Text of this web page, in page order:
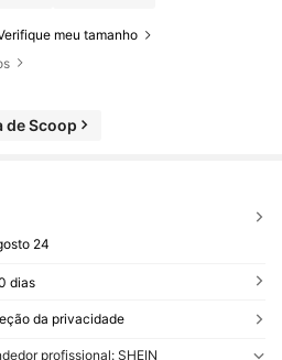
meu tamanho
de Scoop
24
dias
da privacidade
profissional: SHEIN